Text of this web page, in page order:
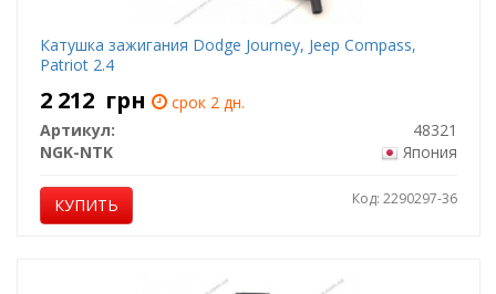
Катушка зажигания Dodge Journey, Jeep Compass,
Patriot 2.4
2 212 грн
срок 2 дн.
Артикул:
48321
NGK-NTK
Япония
КУПИТЬ Код: 2290297-36